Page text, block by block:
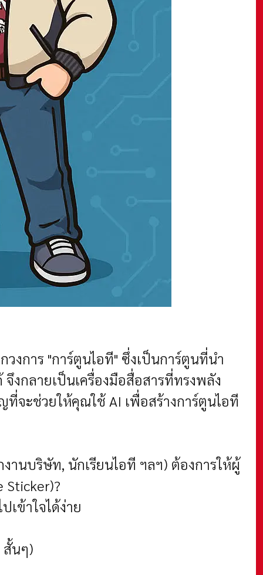
งการ "การ์ตูนไอที" ซึ่งเป็นการ์ตูนที่นำ
จึงกลายเป็นเครื่องมือสื่อสารที่ทรงพลัง
จะช่วยให้คุณใช้ AI เพื่อสร้างการ์ตูนไอที
านบริษัท, นักเรียนไอที ฯลฯ) ต้องการให้ผู้
Sticker)?
ข้าใจได้ง่าย
สั้นๆ)